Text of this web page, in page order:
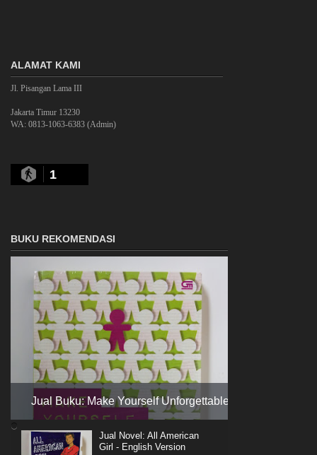
ALAMAT KAMI
Jl. Pisangan Lama III
Jakarta Timur 13230
WA: 0813-1063-6383 (Admin)
1
BUKU REKOMENDASI
Jual Buku: Make Yourself Unforgettable
Jual Novel: All American
Girl - English Version